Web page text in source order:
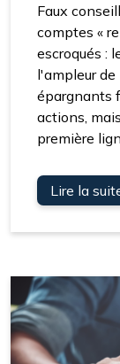
Faux
comptes «
escroqués :
l'ampleur de
épargnants
actions,
première
Lire la